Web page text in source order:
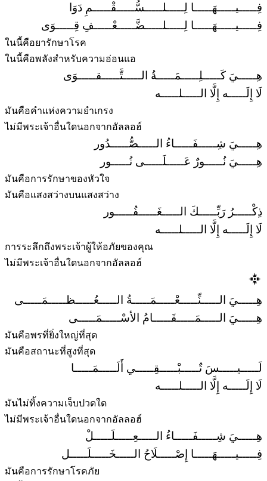
فِـــــيـــــهَـــــا لِـــــلـــــسُّـــــقْـــــمِ دَوَا
فِـــــيـــــهَـــــا لِـــــلـــــضَّـــــعْـــــفِ قِـــــوَى
ในนี้คือยารักษาโรค
ในนี้คือพลังสำหรับความอ่อนแอ
هِـــــيَ كَـــــلِـــــمَـــــةُ الـــــتَّـــــقـــــوَى
لَا إِلَـــــه إِلَّا الـــــلـــــه
มันคือคำแห่งความยำเกรง
ไม่มีพระเจ้าอื่นใดนอกจากอัลลอฮ์
هِـــــيَ شِـــــفَـــــاءُ الـــــصُّـــــدُور
هِـــــيَ نُـــــورٌ عَـــــلَـــــى نُـــــور
มันคือการรักษาของหัวใจ
มันคือแสงสว่างบนแสงสว่าง
ذِكْـــــرُ رَبِّـــــكَ الـــــغَـــــفُـــــور
لَا إِلَـــــه إِلَّا الـــــلـــــه
การระลึกถึงพระเจ้าผู้ให้อภัยของคุณ
ไม่มีพระเจ้าอื่นใดนอกจากอัลลอฮ์
هِـــــيَ الـــــنِّـــــعْـــــمَـــــةُ الـــــعُـــــظـــــمَـــــى
هِـــــيَ الـــــمَـــــقَـــــامُ الأسْـــــمَـــــى
มันคือพรที่ยิ่งใหญ่ที่สุด
มันคือสถานะที่สูงที่สุด
لَـــــيـــــسَ تٌـــــبْـــــقِـــــي أَلَـــــمَـــــا
لَا إِلَـــــه إِلَّا الـــــلـــــه
มันไม่ทิ้งความเจ็บปวดใด
ไม่มีพระเจ้าอื่นใดนอกจากอัลลอฮ์
هِـــــيَ شِـــــفَـــــاءُ الـــــعِـــــلَـــــلْ
فِـــــيـــــهَـــــا إِصْـــــلَاحُ الـــــخَـــــلَـــــل
มันคือการรักษาโรคภัย